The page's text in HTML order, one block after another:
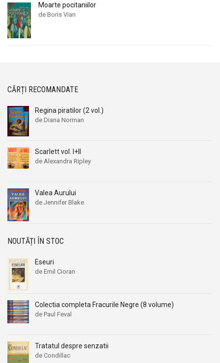
Moarte pocitaniilor
de Boris Vian
CĂRȚI RECOMANDATE
Regina piratilor (2 vol.)
de Diana Norman
Scarlett vol. I+II
de Alexandra Ripley
Valea Aurului
de Jennifer Blake
NOUTĂȚI ÎN STOC
Eseuri
de Emil Cioran
Colectia completa Fracurile Negre (8 volume)
de Paul Feval
Tratatul despre senzatii
de Condillac